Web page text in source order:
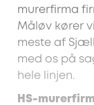
murerfirma
Måløv kører
meste af
med os på
hele linjen.
HS-